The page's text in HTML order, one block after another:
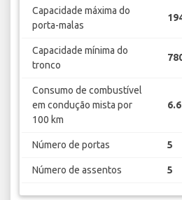
Capacidade máxima do
porta-malas
Capacidade mínima do
tronco
Consumo de combustível
em condução mista por
100 km
Número de portas 5
Número de assentos 5